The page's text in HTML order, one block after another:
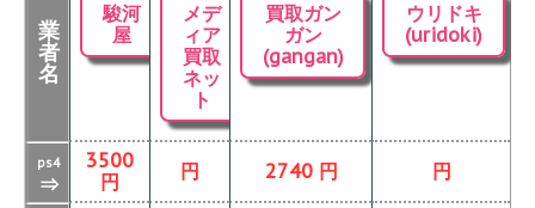
業
者
名
駿河
屋
メデ
ィア
買取
ネッ
ト
買取ガン
ガン
(gangan)
ウリドキ
(uridoki)
ps4
⇒
3500
円
円 2740 円 円